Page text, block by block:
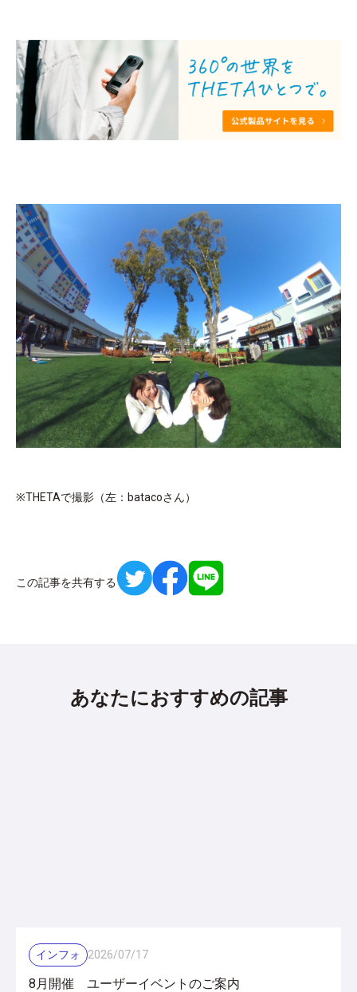
※THETAで撮影（左：batacoさん）
この記事を共有する
あなたにおすすめの記事
インフォ 2026/07/17
8月開催 ユーザーイベントのご案内